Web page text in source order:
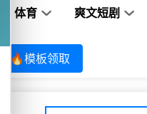
体育 爽文短剧
🔥模板领取